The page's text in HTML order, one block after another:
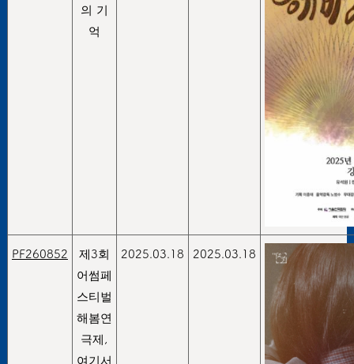
의 기
억
PF260852
제3회
어썸페
스티벌
해봄연
극제,
여기서
2025.03.18 2025.03.18